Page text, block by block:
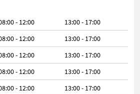
- 12:00
13:00 - 17:00
- 12:00
13:00 - 17:00
- 12:00
13:00 - 17:00
- 12:00
13:00 - 17:00
- 12:00
13:00 - 17:00